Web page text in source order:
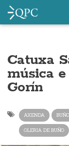
Catuxa
música
Gorín
AXENDA BUÑO
OLERIA DE BUÑO